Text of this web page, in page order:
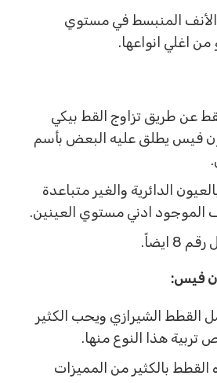
المنبسط في مستوي
اغلي انواعها.
عن طريق تزاوج القط بيكي
يطلق عليه البعض بأسم
الدائرية والغير متباعدة
ادني مستوي العينين.
فيس:
الشيرازي ويحب الكثير
هذا النوع منها.
بالكثير من المميزات